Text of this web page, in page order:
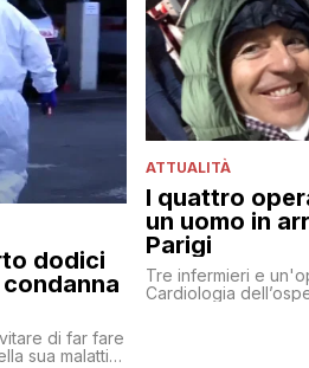
dodici
di far fare
sua malattia
ATTUALITÀ
I quattro
un uomo in
Parigi
Tre infermieri e
Cardiologia